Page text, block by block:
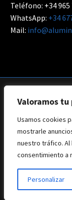
Valoramos
Usamos cookies
mostrarle
nuestro tráfico. Al
consentimiento a
Personalizar
Teléfono: +34 965
WhatsApp: +34
Mail:
Aviso Legal
Copyright ©